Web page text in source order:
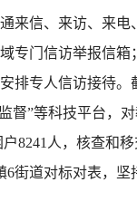
来信、来访、来电
门信访举报信
专人信访接待
”等科技平台，
8241人，核查和
街道对标对表，